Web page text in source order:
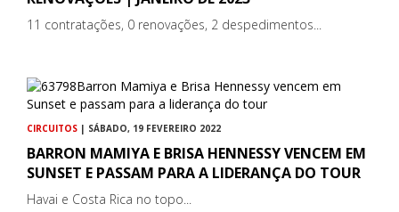
11 contratações, 0 renovações, 2 despedimentos...
CIRCUITOS | SÁBADO, 19 FEVEREIRO 2022
BARRON MAMIYA E BRISA HENNESSY VENCEM EM
SUNSET E PASSAM PARA A LIDERANÇA DO TOUR
Havai e Costa Rica no topo...